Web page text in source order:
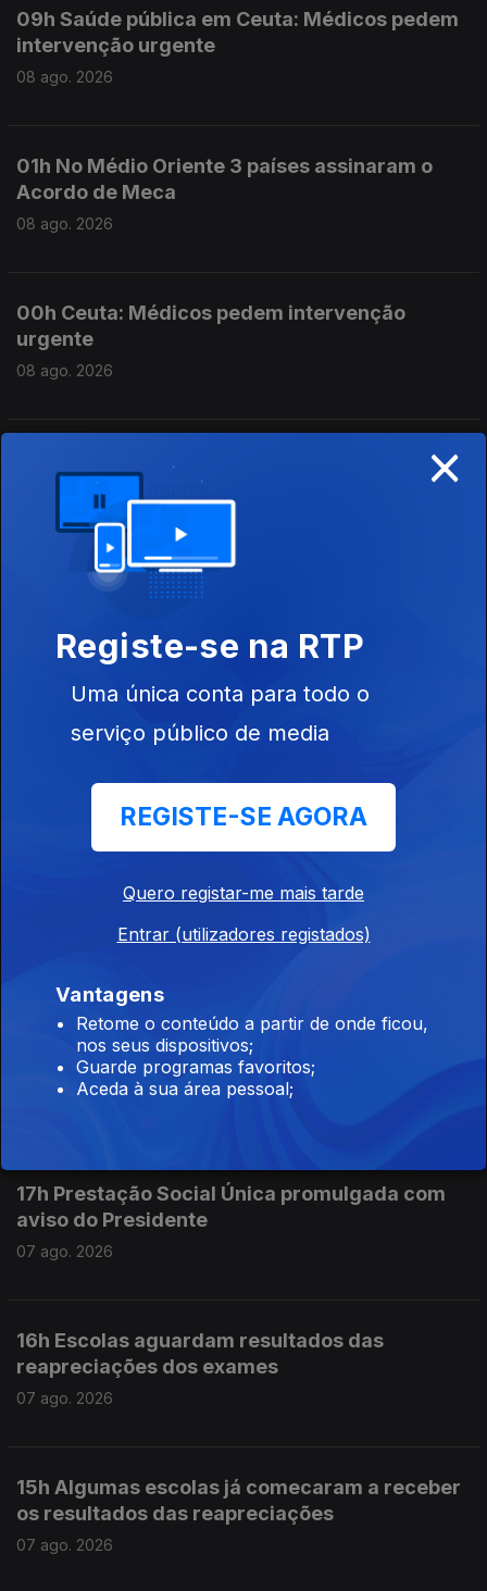
09h Saúde pública em Ceuta: Médicos pedem
intervenção urgente
08 ago. 2026
01h No Médio Oriente 3 países assinaram o
Acordo de Meca
08 ago. 2026
00h Ceuta: Médicos pedem intervenção
urgente
08 ago. 2026
23h Já está em vigor o controlo nas fronteiras
espanholas
07 ago. 2026
vindos de Itália
07 ago. 2026
Constitucional
19h Seguro trava lei do retorno de
estrangeiros
18h Volta: Rui Oliveira mantém a camisola
amarela
17h Prestação Social Única promulgada com
aviso do Presidente
07 ago. 2026
16h Escolas aguardam resultados das
reapreciações dos exames
07 ago. 2026
15h Algumas escolas já comecaram a receber
os resultados das reapreciações
07 ago. 2026
×
Registe-se na RTP
Uma única conta para todo o
serviço público de media
REGISTE-SE AGORA
Quero registar-me mais tarde
Entrar (utilizadores registados)
Vantagens
Retome o conteúdo a partir de onde ficou,
nos seus dispositivos;
Guarde programas favoritos;
Aceda à sua área pessoal;